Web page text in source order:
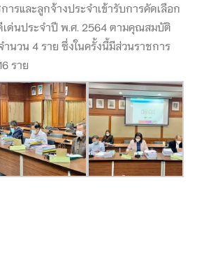
รและลูกจ้างประจำเข้ารับการคัดเลือก
เด่นประจำปี พ.ศ. 2564 ตามคุณสมบัติ
นวน 4 ราย ซึ่งในครั้งนี้มีส่วนราชการ
ราย